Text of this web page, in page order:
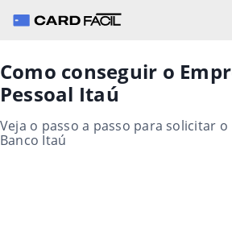
Como conseguir o
Pessoal Itaú
Veja o passo a passo para solicitar
Banco Itaú